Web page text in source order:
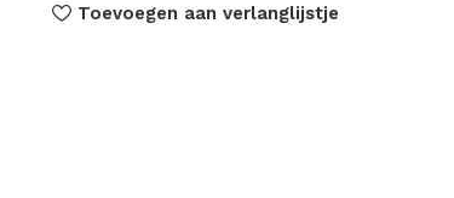
Toevoegen aan verlanglijstje